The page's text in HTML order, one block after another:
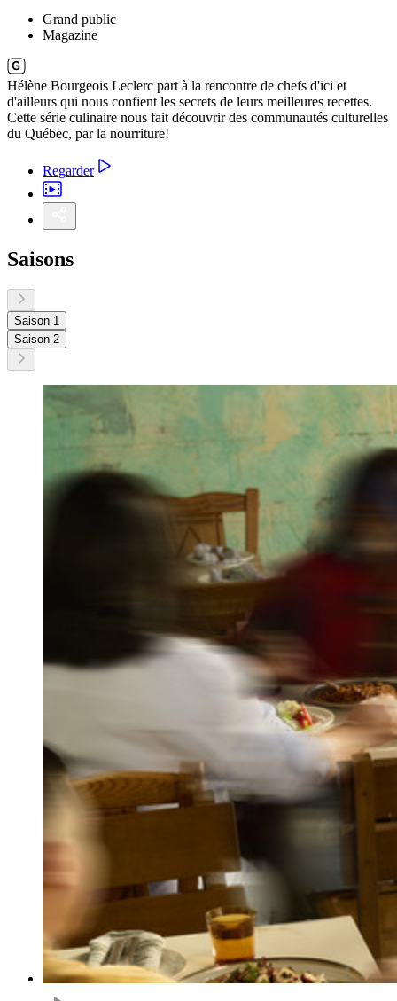
Grand public
Magazine
Hélène Bourgeois Leclerc part à la rencontre de chefs d'ici et
d'ailleurs qui nous confient les secrets de leurs meilleures recettes.
Cette série culinaire nous fait découvrir des communautés culturelles
du Québec, par la nourriture!
Regarder
Saisons
Saison 1
Saison 2